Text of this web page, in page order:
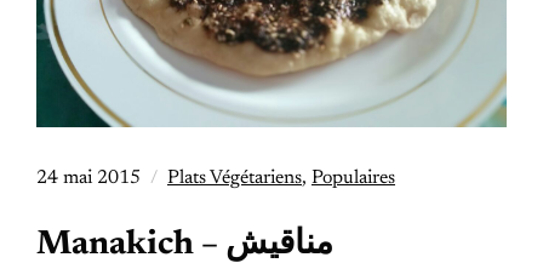
24 mai 2015 Plats Végétariens, Populaires
Manakich – مناقيش